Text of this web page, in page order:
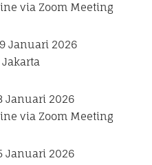
via Zoom Meeting
Januari 2026
Januari 2026
via Zoom Meeting
Januari 2026